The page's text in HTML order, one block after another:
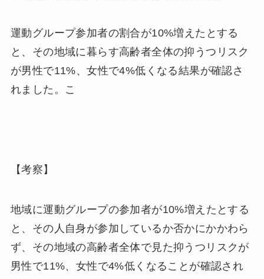
運動グループ参加者の割合が10%増えたとする
と、その地域に暮らす高齢者全体の抑うつリスク
が男性で11%、女性で4%低くなる結果が確認さ
れました。こ
【考察】
地域に運動グループの参加者が10%増えたとする
と、その人自身が参加しているか否かにかかわら
ず、その地域の高齢者全体で見た抑うつリスクが
男性で11%、女性で4%低くなることが確認され